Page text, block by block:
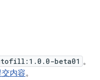
beta01 。
内容。